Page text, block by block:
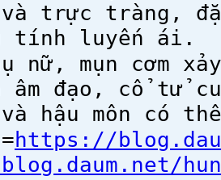
và trực tràng,
tính luyến ái.
nữ, mụn cơm
âm đạo, cổ tử
hậu môn có
https://